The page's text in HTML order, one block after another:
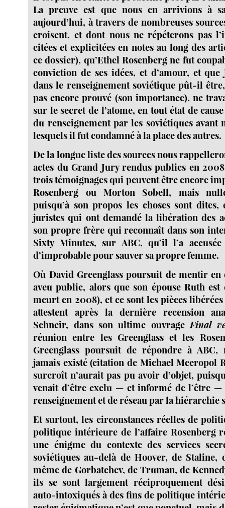
La preuve est que nous en arrivions à
aujourd’hui, à travers de nombreuses
croisent, et dont nous ne répéterons pas
citées et explicitées en notes au long des
ce dossier), qu’Ethel Rosenberg ne fut
conviction de ses idées, et d’amour, et
dans le renseignement soviétique pût-il
pas encore prouvé (son importance), ne
sur le secret de l’atome, en tout état de
du renseignement par les soviétiques avant
lesquels il fut condamné à la place des autres.
De la longue liste des sources nous
actes du Grand Jury rendus publics en
trois témoignages qui peuvent être encore
Rosenberg ou Morton Sobell, mais
puisqu’à son propos les choses sont
juristes qui ont demandé la libération des
son propre frère qui reconnaît dans son
Sixty Minutes, sur ABC, qu’il l’a
d’improbable pour sauver sa propre femme.
Où David Greenglass poursuit de mentir
aveu public, alors que son épouse Ruth est
meurt en 2008), et ce sont les pièces
attestent après la dernière recension
Schneir, dans son ultime ouvrageFinal
réunion entre les Greenglass et les
Greenglass poursuit de répondre à ABC,
jamais existé (citation de Michael Meeropol
surcroît n’aurait pas pu avoir d’objet,
venait d’être exclu — et informé de l’être —
renseignement et de réseau par la hiérarchie
Et surtout, les circonstances réelles de
politique intérieure de l’affaire Rosenberg
une énigme du contexte des services
soviétiques au-delà de Hoover, de Staline,
même de Gorbatchev, de Truman, de
ils se sont largement réciproquement
auto-intoxiqués à des fins de politique